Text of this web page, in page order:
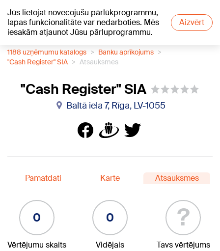
Jūs lietojat novecojušu pārlūkprogrammu,
lapas funkcionalitāte var nedarboties. Mēs
iesakām atjaunot Jūsu pārluprogrammu.
Aizvērt
+16°C
1188 uzņēmumu katalogs
Banku aprīkojums
"Cash Register" SIA
Atsauksmes
"Cash Register" SIA
Baltā iela 7, Rīga, LV-1055
Pamatdati Karte Atsauksmes
0
Vērtējumu skaits
0
Vidējais
?
Tavs vērtējums